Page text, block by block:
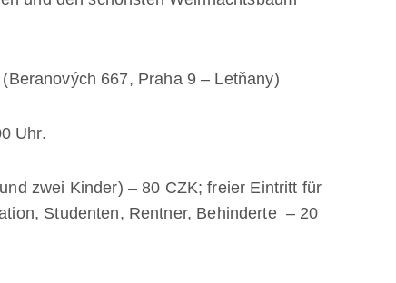
667, Praha 9 – Letňany)
Uhr.
zwei Kinder) – 80 CZK; freier Eintritt für
, Studenten, Rentner, Behinderte – 20